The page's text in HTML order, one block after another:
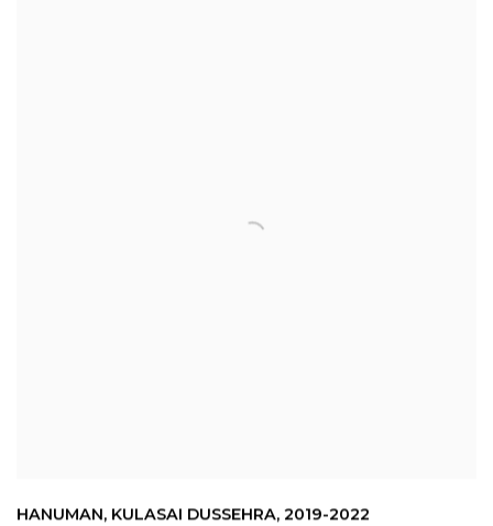
HANUMAN, KULASAI DUSSEHRA, 2019-2022